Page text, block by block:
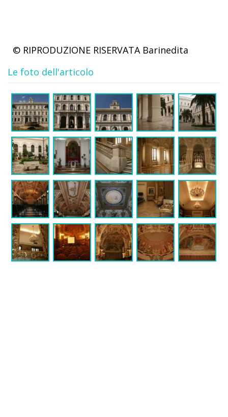
© RIPRODUZIONE RISERVATA Barinedita
Le foto dell'articolo